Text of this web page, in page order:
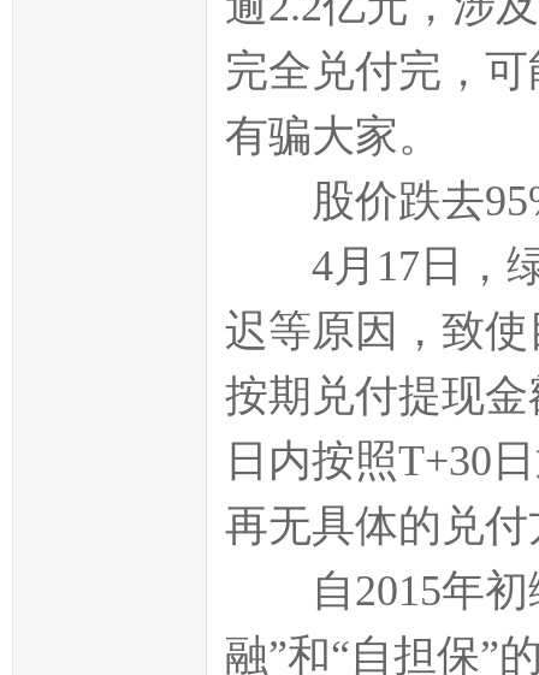
完全兑付完，
有骗大家。
股价跌去
4月17日，绿
迟等原因，致
按期兑付提现
日内按照T+30
再无具体的兑
自2015年初
融”和“自担保”